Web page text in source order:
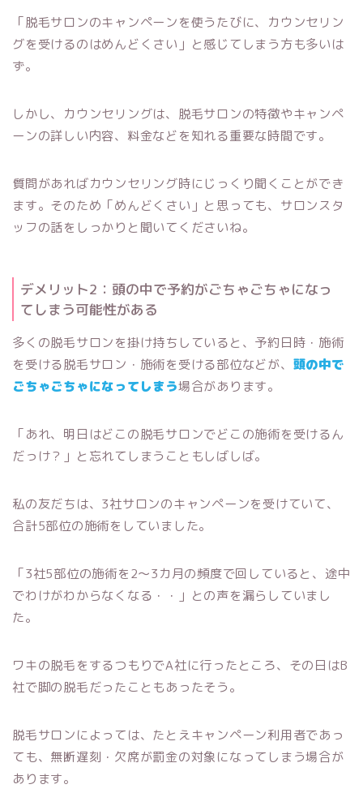
「脱毛サロンのキャンペーンを使うたびに、カウンセリン
グを受けるのはめんどくさい」と感じてしまう方も多いは
ず。
しかし、カウンセリングは、脱毛サロンの特徴やキャンペ
ーンの詳しい内容、料金などを知れる重要な時間です。
質問があればカウンセリング時にじっくり聞くことができ
ます。そのため「めんどくさい」と思っても、サロンスタ
ッフの話をしっかりと聞いてくださいね。
デメリット2：頭の中で予約がごちゃごちゃになっ
てしまう可能性がある
多くの脱毛サロンを掛け持ちしていると、予約日時・施術
を受ける脱毛サロン・施術を受ける部位などが、 頭の中で
ごちゃごちゃになってしまう場合があります。
「あれ、明日はどこの脱毛サロンでどこの施術を受けるん
だっけ？」と忘れてしまうこともしばしば。
私の友だちは、3社サロンのキャンペーンを受けていて、
合計5部位の施術をしていました。
「3社5部位の施術を2〜3カ月の頻度で回していると、途中
でわけがわからなくなる・・」との声を漏らしていまし
た。
ワキの脱毛をするつもりでA社に行ったところ、その日はB
社で脚の脱毛だったこともあったそう。
脱毛サロンによっては、たとえキャンペーン利用者であっ
ても、無断遅刻・欠席が罰金の対象になってしまう場合が
あります。